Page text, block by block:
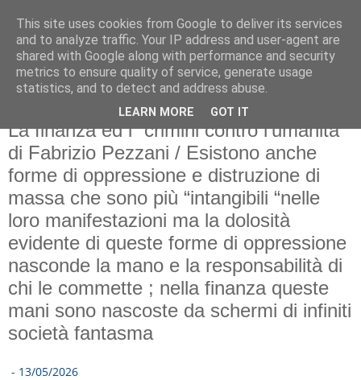
Τετάρτη 13 Μαΐου 2026
La finanza ed i “crimini contro l’umanità”
di Fabrizio Pezzani / Esistono anche
forme di oppressione e distruzione di
massa che sono più “intangibili “nelle
loro manifestazioni ma la dolosità
evidente di queste forme di oppressione
nasconde la mano e la responsabilità di
chi le commette ; nella finanza queste
mani sono nascoste da schermi di infiniti
società fantasma
- 13/05/2026
This site uses cookies from Google to deliver its services
and to analyze traffic. Your IP address and user-agent are
shared with Google along with performance and security
metrics to ensure quality of service, generate usage
statistics, and to detect and address abuse.
LEARN MORE GOT IT